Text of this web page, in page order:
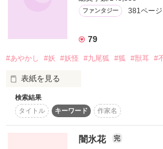
賞」野いちご！会場
H22.12.15　～　H23.9.22
○ ．゜．。○ 。．゜．○
2013/11/25文庫発売！
※文庫は大幅に改稿し、
私が雪女の半妖ってことは絶対に誰に
雪女の半妖なのは絶対秘密！な生徒会
雪守まふゆ（ゆきもり　まふゆ）
ファンタジー 381ページ
79
#あやかし #妖 #妖怪 #九尾狐 #狐 #獣耳 #
表紙を見る
人には言えない特殊な能力を持った少
検索結果
タイトル
キーワード 作家名
闇氷花 完